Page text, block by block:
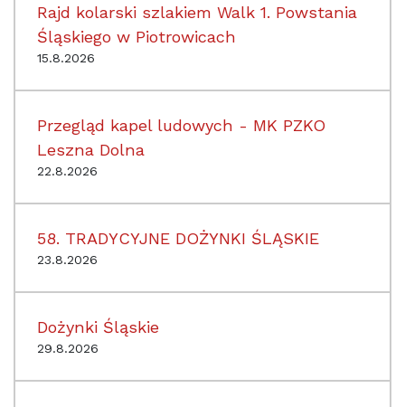
Rajd kolarski szlakiem Walk 1. Powstania
Śląskiego w Piotrowicach
15.8.2026
Przegląd kapel ludowych - MK PZKO
Leszna Dolna
22.8.2026
58. TRADYCYJNE DOŻYNKI ŚLĄSKIE
23.8.2026
Dożynki Śląskie
29.8.2026